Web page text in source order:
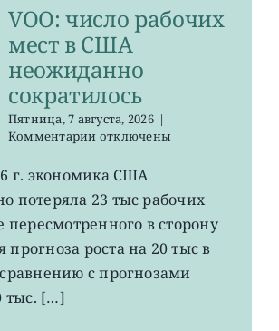
VOO: число рабочих
мест в США
неожиданно
сократилось
Пятница, 7 августа, 2026 |
Комментариик
VOO:
рабочих
мест
США
неожиданно
отключены
г. экономика США
потеряла 23 тыс рабочих
пересмотренного в сторону
роста на 20 тыс в
с прогнозами
тыс. […]